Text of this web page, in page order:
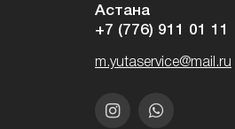
Астана
+7 (776) 911 01 11
m.yutaservice@mail.ru